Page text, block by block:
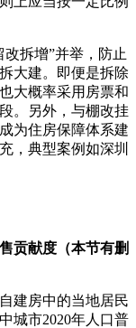
拆增”并举，防止
大建。即便是拆除
大概率采用房票和
。另外，与棚改挂
为住房保障体系建
，典型案例如深圳
贡献度（本节有删
建房中的当地居民
城市2020年人口普